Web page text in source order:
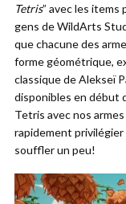
Tetris” avec les items
gens de WildArts
que chacune des
forme géométrique,
classique de Alekseï
disponibles en début
Tetris avec nos
rapidement privilégier
souffler un peu!